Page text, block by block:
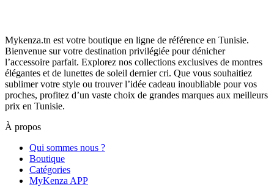
Mykenza.tn est votre boutique en ligne de référence en Tunisie.
Bienvenue sur votre destination privilégiée pour dénicher
l’accessoire parfait. Explorez nos collections exclusives de montres
élégantes et de lunettes de soleil dernier cri. Que vous souhaitiez
sublimer votre style ou trouver l’idée cadeau inoubliable pour vos
proches, profitez d’un vaste choix de grandes marques aux meilleurs
prix en Tunisie.
À propos
Qui sommes nous ?
Boutique
Catégories
MyKenza APP